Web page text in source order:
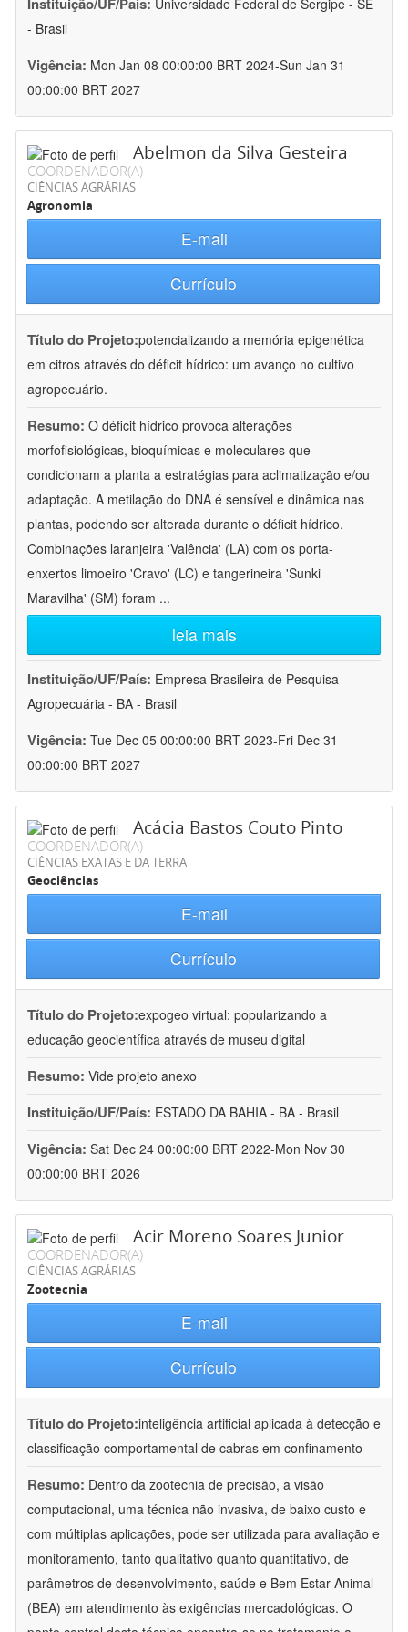
Universidade Federal de Sergipe - SE
- Brasil
Vigência: Mon Jan 08 00:00:00 BRT 2024-Sun Jan 31
00:00:00 BRT 2027
Abelmon da Silva Gesteira
COORDENADOR(A)
CIÊNCIAS AGRÁRIAS
Agronomia
E-mail
Currículo
Título do Projeto:potencializando a memória epigenética
em citros através do déficit hídrico: um avanço no cultivo
agropecuário.
Resumo: O déficit hídrico provoca alterações
morfofisiológicas, bioquímicas e moleculares que
condicionam a planta a estratégias para aclimatização e/ou
adaptação. A metilação do DNA é sensível e dinâmica nas
plantas, podendo ser alterada durante o déficit hídrico.
Combinações laranjeira 'Valência' (LA) com os porta-
enxertos limoeiro 'Cravo' (LC) e tangerineira 'Sunki
Maravilha' (SM) foram ...
leia mais
Instituição/UF/País: Empresa Brasileira de Pesquisa
Agropecuária - BA - Brasil
Vigência: Tue Dec 05 00:00:00 BRT 2023-Fri Dec 31
00:00:00 BRT 2027
Acácia Bastos Couto Pinto
COORDENADOR(A)
CIÊNCIAS EXATAS E DA TERRA
Geociências
E-mail
Currículo
Título do Projeto:expogeo virtual: popularizando a
educação geocientífica através de museu digital
Resumo: Vide projeto anexo
Instituição/UF/País: ESTADO DA BAHIA - BA - Brasil
Vigência: Sat Dec 24 00:00:00 BRT 2022-Mon Nov 30
00:00:00 BRT 2026
Acir Moreno Soares Junior
COORDENADOR(A)
CIÊNCIAS AGRÁRIAS
Zootecnia
E-mail
Currículo
Título do Projeto:inteligência artificial aplicada à detecção e
classificação comportamental de cabras em confinamento
Resumo: Dentro da zootecnia de precisão, a visão
computacional, uma técnica não invasiva, de baixo custo e
com múltiplas aplicações, pode ser utilizada para avaliação e
monitoramento, tanto qualitativo quanto quantitativo, de
parâmetros de desenvolvimento, saúde e Bem Estar Animal
(BEA) em atendimento às exigências mercadológicas. O